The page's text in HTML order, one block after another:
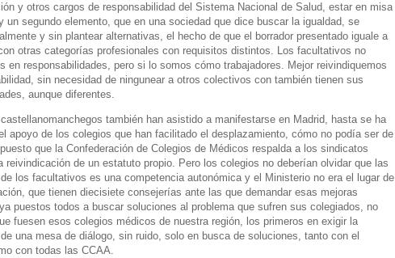
y otros cargos de responsabilidad del Sistema Nacional de Salud, estar en misa
un segundo elemento, que en una sociedad que dice buscar la igualdad, se
y sin plantear alternativas, el hecho de que el borrador presentado iguale a
otras categorías profesionales con requisitos distintos. Los facultativos no
en responsabilidades, pero si lo somos cómo trabajadores. Mejor reivindiquemos
sin necesidad de ningunear a otros colectivos con también tienen sus
aunque diferentes.
también han asistido a manifestarse en Madrid, hasta se ha
apoyo de los colegios que han facilitado el desplazamiento, cómo no podía ser de
que la Confederación de Colegios de Médicos respalda a los sindicatos
reivindicación de un estatuto propio. Pero los colegios no deberían olvidar que las
los facultativos es una competencia autonómica y el Ministerio no era el lugar de
que tienen diecisiete consejerías ante las que demandar esas mejoras
puestos todos a buscar soluciones al problema que sufren sus colegiados, no
fuesen esos colegios médicos de nuestra región, los primeros en exigir la
una mesa de diálogo, sin ruido, solo en busca de soluciones, tanto con el
con todas las CCAA.